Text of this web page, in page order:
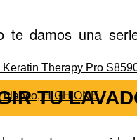
blanco, HIGH ONE
Therapy Pro
te damos una
TU